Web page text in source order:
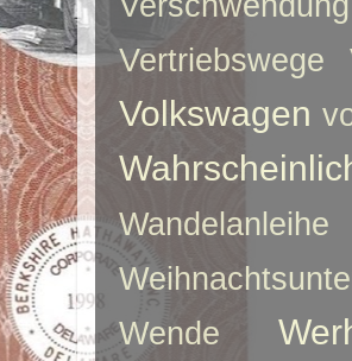
Vertriebswege
Volkswagen
Wandelanleihe
Wende